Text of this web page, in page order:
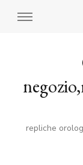
repliche